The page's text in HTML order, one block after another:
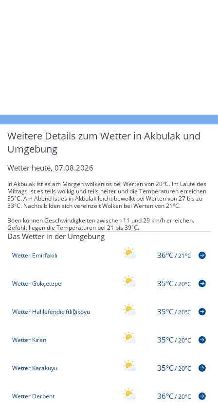
Weitere Details zum Wetter in Akbulak und
Umgebung
Wetter heute, 07.08.2026
In Akbulak ist es am Morgen wolkenlos bei Werten von 20°C. Im Laufe des
Mittags ist es teils wolkig und teils heiter und die Temperaturen erreichen
35°C. Am Abend ist es in Akbulak leicht bewölkt bei Werten von 27 bis zu
33°C. Nachts bilden sich vereinzelt Wolken bei Werten von 21°C.
Böen können Geschwindigkeiten zwischen 11 und 29 km/h erreichen.
Gefühlt liegen die Temperaturen bei 21 bis 39°C.
Das Wetter in der Umgebung
Wetter Emirfakılı 36°C/21°C
Wetter Gökçetepe 35°C/20°C
Wetter Halilefendiçiftliğiköyü 35°C/20°C
Wetter Kıran 35°C/20°C
Wetter Karakuyu 35°C/20°C
Wetter Derbent 36°C/20°C